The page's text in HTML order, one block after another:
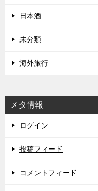
日本酒
未分類
海外旅行
メタ情報
ログイン
投稿フィード
コメントフィード